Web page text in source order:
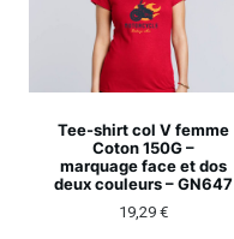
Tee-shirt col V femme
Coton 150G –
marquage face et dos
deux couleurs – GN647
19,29 €